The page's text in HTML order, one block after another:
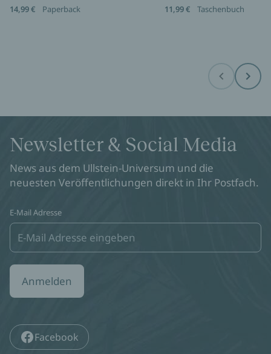
14,99 €
Paperback
11,99 €
Taschenbuch
Before Next
Newsletter & Social Media
News aus dem Ullstein-Universum und die
neuesten Veröffentlichungen direkt in Ihr Postfach.
E-Mail Adresse
Anmelden
Facebook